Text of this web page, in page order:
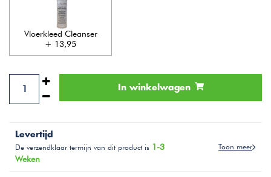
Vloerkleed Cleanser
+ 13,95
In winkelwagen
Levertijd
De verzendklaar termijn van dit product is 1-3
Weken
Toon meer